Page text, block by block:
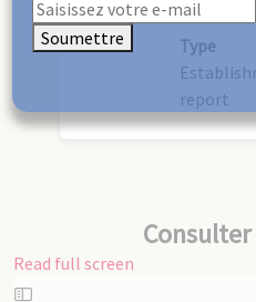
Type
report
Read full screen
Skip
Soumettre